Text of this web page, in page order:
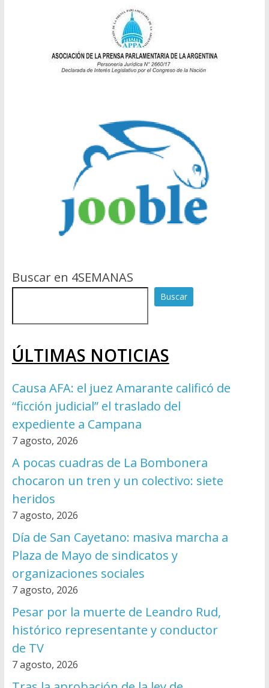
Buscar en 4SEMANAS
Buscar
ÚLTIMAS NOTICIAS
Causa AFA: el juez Amarante calificó de
“ficción judicial” el traslado del
expediente a Campana
7 agosto, 2026
A pocas cuadras de La Bombonera
chocaron un tren y un colectivo: siete
heridos
7 agosto, 2026
Día de San Cayetano: masiva marcha a
Plaza de Mayo de sindicatos y
organizaciones sociales
7 agosto, 2026
Pesar por la muerte de Leandro Rud,
histórico representante y conductor
de TV
7 agosto, 2026